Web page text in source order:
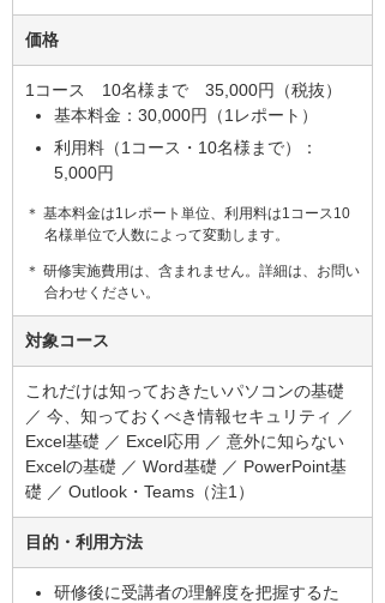
価格
1コース 10名様まで 35,000円（税抜）
基本料金：30,000円（1レポート）
利用料（1コース・10名様まで）：
5,000円
＊ 基本料金は1レポート単位、利用料は1コース10
名様単位で人数によって変動します。
＊ 研修実施費用は、含まれません。詳細は、お問い
合わせください。
対象コース
これだけは知っておきたいパソコンの基礎
／ 今、知っておくべき情報セキュリティ ／
Excel基礎 ／ Excel応用 ／ 意外に知らない
Excelの基礎 ／ Word基礎 ／ PowerPoint基
礎 ／ Outlook・Teams（注1）
目的・利用方法
研修後に受講者の理解度を把握するた